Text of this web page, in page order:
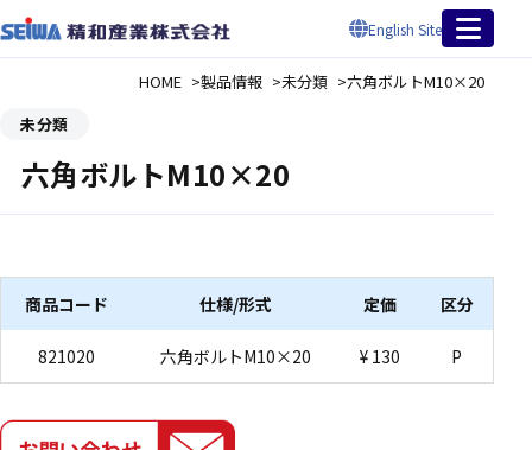
English Site
HOME 製品情報 未分類
六角ボルトM10×20
未分類
六角ボルトM10×20
商品コード 仕様/形式 定価 区分
821020 六角ボルトM10×20 ¥ 130 P